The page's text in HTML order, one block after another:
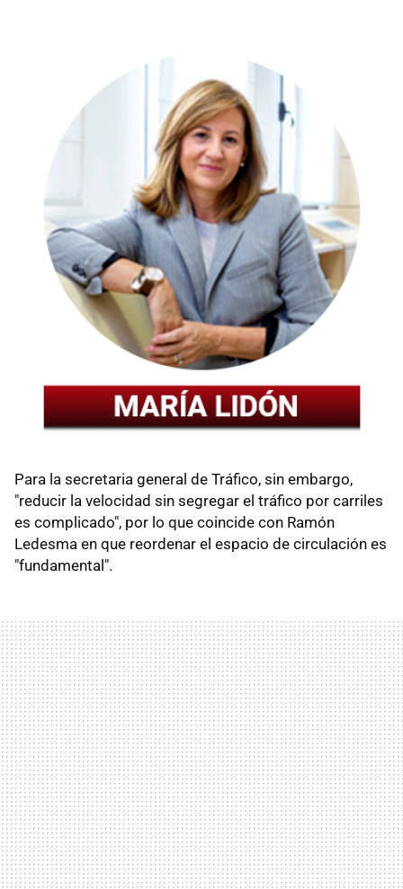
Para la secretaria general de Tráfico, sin embargo,
"reducir la velocidad sin segregar el tráfico por carriles
es complicado", por lo que coincide con Ramón
Ledesma en que reordenar el espacio de circulación es
"fundamental".